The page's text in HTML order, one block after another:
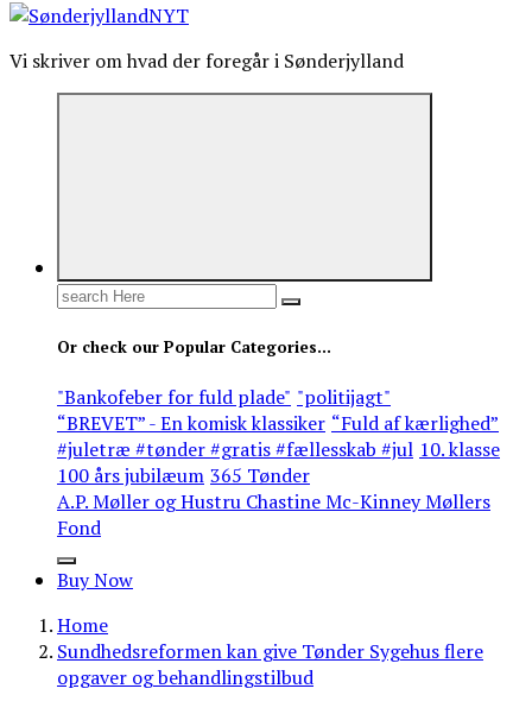
Vi skriver om hvad der foregår i Sønderjylland
Search
Or check our Popular Categories...
"Bankofeber for fuld plade" "politijagt"
“BREVET” - En komisk klassiker “Fuld af kærlighed”
#juletræ #tønder #gratis #fællesskab #jul 10. klasse
100 års jubilæum 365 Tønder
A.P. Møller og Hustru Chastine Mc-Kinney Møllers
Fond
Buy Now
Home
Sundhedsreformen kan give Tønder Sygehus flere
opgaver og behandlingstilbud